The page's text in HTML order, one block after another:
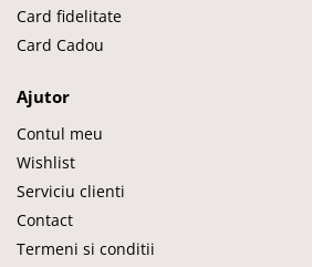
Card fidelitate
Card Cadou
Ajutor
Contul meu
Wishlist
Serviciu clienti
Contact
Termeni si conditii